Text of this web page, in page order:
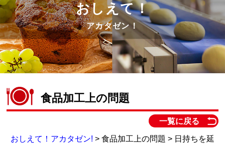
おしえて！
アカタゼン！
食品加工上の問題
一覧に戻る
おしえて！アカタゼン! > 食品加工上の問題 > 日持ちを延